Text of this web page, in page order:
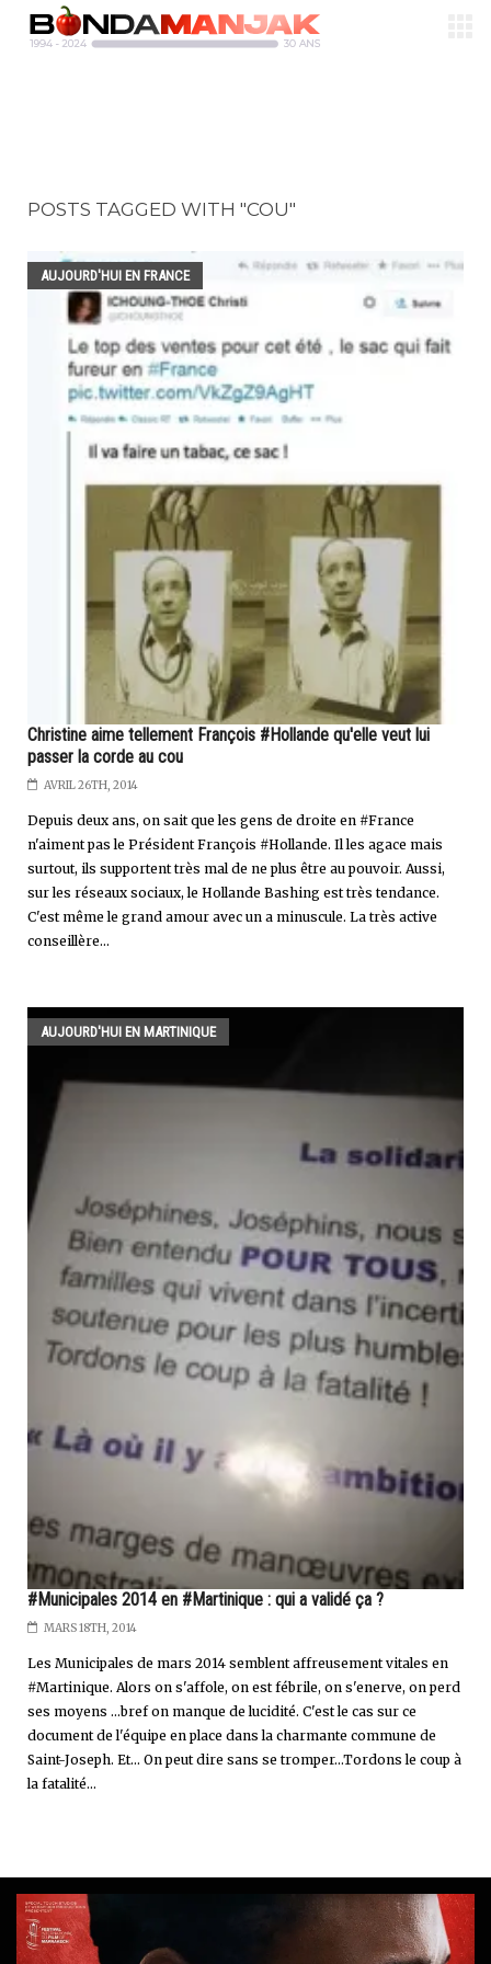
POSTS TAGGED WITH "COU"
AUJOURD'HUI EN FRANCE
Christine aime tellement François #Hollande qu'elle veut lui
passer la corde au cou
AVRIL 26TH, 2014
Depuis deux ans, on sait que les gens de droite en #France
n'aiment pas le Président François #Hollande. Il les agace mais
surtout, ils supportent très mal de ne plus être au pouvoir. Aussi,
sur les réseaux sociaux, le Hollande Bashing est très tendance.
C'est même le grand amour avec un a minuscule. La très active
conseillère...
AUJOURD'HUI EN MARTINIQUE
#Municipales 2014 en #Martinique : qui a validé ça ?
MARS 18TH, 2014
Les Municipales de mars 2014 semblent affreusement vitales en
#Martinique. Alors on s'affole, on est fébrile, on s'enerve, on perd
ses moyens ...bref on manque de lucidité. C'est le cas sur ce
document de l'équipe en place dans la charmante commune de
Saint-Joseph. Et... On peut dire sans se tromper...Tordons le coup à
la fatalité...